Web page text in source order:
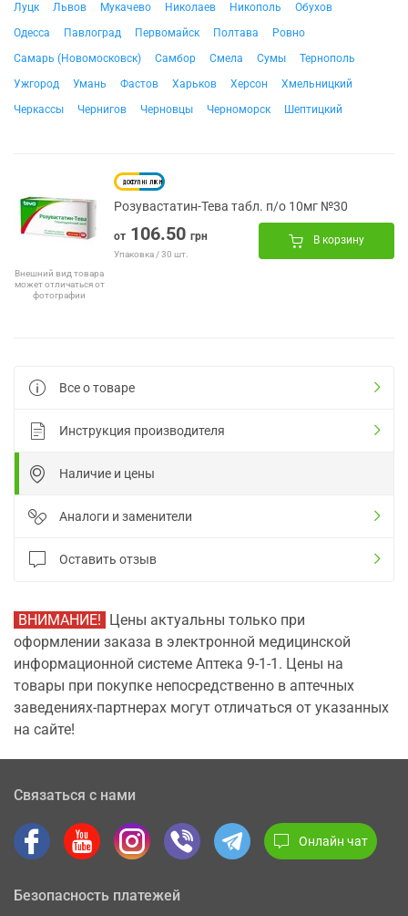
Луцк
Львов Мукачево Николаев Никополь
Обухов
Одесса
Павлоград Первомайск Полтава
Ровно
Самарь (Новомосковск)
Самбор Смела Сумы
Тернополь
Ужгород
Умань Фастов Харьков Херсон
Хмельницкий
Черкассы
Чернигов Черновцы Черноморск Шептицкий
Внешний вид товара
может отличаться от
фотографии
Розувастатин-Тева табл. п/о 10мг №30
от 106.50 грн
Упаковка / 30 шт.
В корзину
Все о товаре
Инструкция производителя
Наличие и цены
Аналоги и заменители
Оставить отзыв
ВНИМАНИЕ! Цены актуальны только при
оформлении заказа в электронной медицинской
информационной системе Аптека 9-1-1. Цены на
товары при покупке непосредственно в аптечных
заведениях-партнерах могут отличаться от указанных
на сайте!
Связаться с нами
Онлайн чат
Безопасность платежей